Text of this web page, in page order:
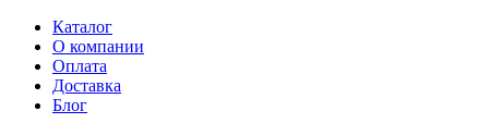
Каталог
О компании
Оплата
Доставка
Блог